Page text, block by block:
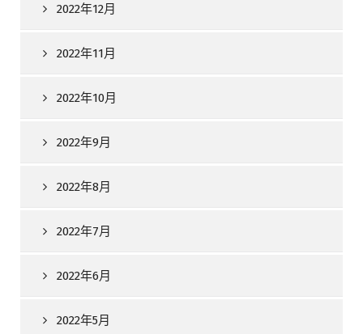
2022年12月
2022年11月
2022年10月
2022年9月
2022年8月
2022年7月
2022年6月
2022年5月